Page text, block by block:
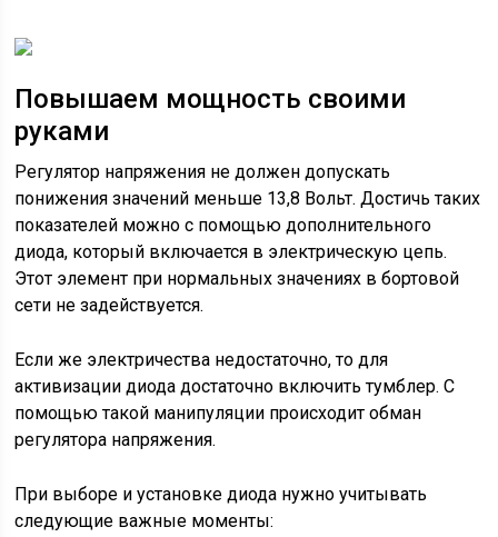
Повышаем мощность своими
руками
Регулятор напряжения не должен допускать
понижения значений меньше 13,8 Вольт. Достичь таких
показателей можно с помощью дополнительного
диода, который включается в электрическую цепь.
Этот элемент при нормальных значениях в бортовой
сети не задействуется.
Если же электричества недостаточно, то для
активизации диода достаточно включить тумблер. С
помощью такой манипуляции происходит обман
регулятора напряжения.
При выборе и установке диода нужно учитывать
следующие важные моменты: